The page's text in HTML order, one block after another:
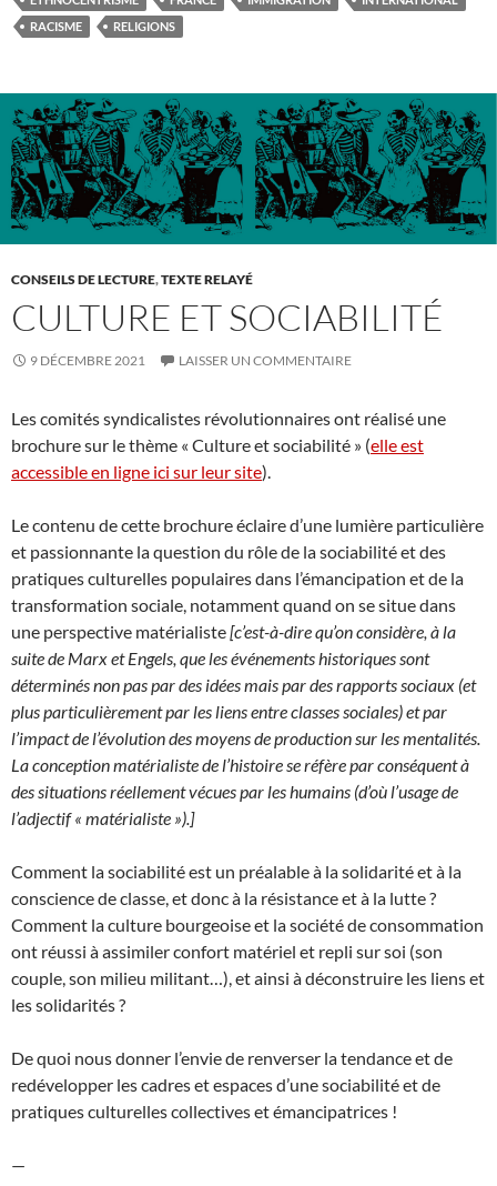
RACISME
RELIGIONS
CONSEILS DE LECTURE,TEXTE RELAYÉ
CULTURE ET SOCIABILITÉ
9 DÉCEMBRE 2021 LAISSER UN COMMENTAIRE
Les comités syndicalistes révolutionnaires ont réalisé une
brochure sur le thème « Culture et sociabilité » (elle est
accessible en ligne ici sur leur site).
Le contenu de cette brochure éclaire d’une lumière particulière
et passionnante la question du rôle de la sociabilité et des
pratiques culturelles populaires dans l’émancipation et de la
transformation sociale, notamment quand on se situe dans
une perspective matérialiste[c’est-à-dire qu’on considère, à la
suite de Marx et Engels, que les événements historiques sont
déterminés non pas par des idées mais par des rapports sociaux (et
plus particulièrement par les liens entre classes sociales) et par
l’impact de l’évolution des moyens de production sur les mentalités.
La conception matérialiste de l’histoire se réfère par conséquent à
des situations réellement vécues par les humains (d’où l’usage de
l’adjectif « matérialiste »).]
Comment la sociabilité est un préalable à la solidarité et à la
conscience de classe, et donc à la résistance et à la lutte ?
Comment la culture bourgeoise et la société de consommation
ont réussi à assimiler confort matériel et repli sur soi (son
couple, son milieu militant…), et ainsi à déconstruire les liens et
les solidarités ?
De quoi nous donner l’envie de renverser la tendance et de
redévelopper les cadres et espaces d’une sociabilité et de
pratiques culturelles collectives et émancipatrices !
—